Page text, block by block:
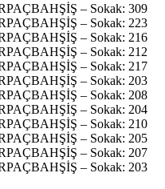
– Sokak: 309
– Sokak: 223
– Sokak: 216
– Sokak: 212
– Sokak: 217
– Sokak: 203
– Sokak: 208
– Sokak: 204
– Sokak: 210
– Sokak: 205
– Sokak: 207
– Sokak: 203